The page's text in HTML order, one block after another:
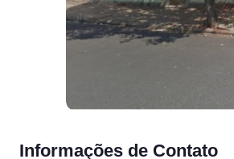
Informações de Contato